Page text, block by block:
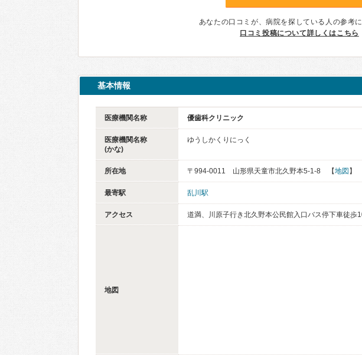
あなたの口コミが、病院を探している人の参考に
口コミ投稿について詳しくはこちら
基本情報
医療機関名称 優歯科クリニック
医療機関名称
(かな)
ゆうしかくりにっく
所在地 〒994-0011 山形県天童市北久野本5-1-8 【地図 】
最寄駅 乱川駅
アクセス 道満、川原子行き北久野本公民館入口バス停下車徒歩
地図